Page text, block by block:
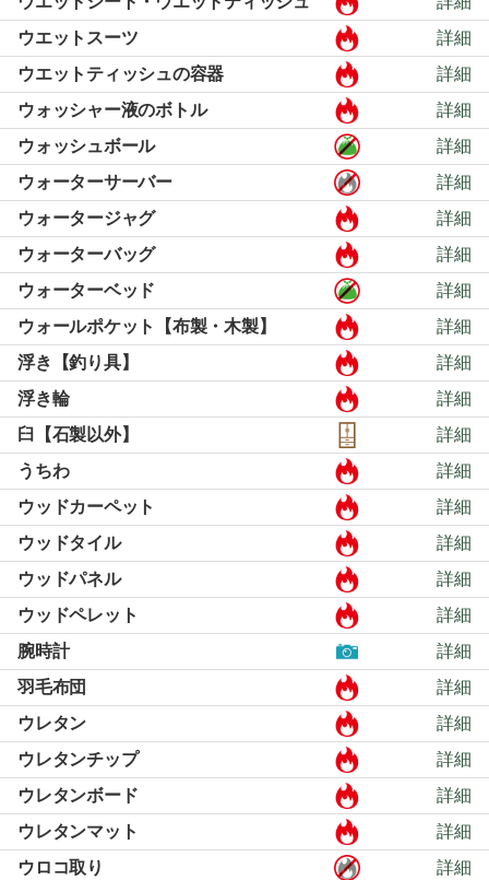
ウエットスーツ
詳細
ウエットティッシュの容器
詳細
ウォッシャー液のボトル
詳細
ウォッシュボール
詳細
ウォーターサーバー
詳細
ウォータージャグ
詳細
ウォーターバッグ
詳細
ウォーターベッド
詳細
ウォールポケット【布製・木製】
詳細
浮き【釣り具】
詳細
浮き輪
詳細
臼【石製以外】
詳細
うちわ
詳細
ウッドカーペット
詳細
ウッドタイル
詳細
ウッドパネル
詳細
ウッドペレット
詳細
腕時計
詳細
羽毛布団
詳細
ウレタン
詳細
ウレタンチップ
詳細
ウレタンボード
詳細
ウレタンマット
詳細
ウロコ取り
詳細